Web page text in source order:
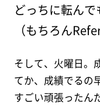
どっちに転ん
（もちろん
そして、火曜日。
てか、成績でる
すごい頑張ったん